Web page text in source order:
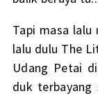
Tapi masa lalu
lalu dulu The
Udang Petai
duk